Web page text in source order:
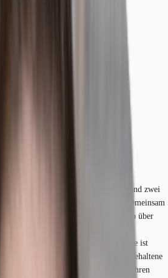
geschossigen sogenannten Kopfbau und zwei
5- geschossigen Seitenflügeln, die gemeinsam
U-förmigen Grundriss bilden, ebenso über
und begrünten Innenhof.
und modern gestalteter Außenfläche ist
bedeutet eine robuste und einfach gehaltene
Nebenkosten zu neueren Baujahren